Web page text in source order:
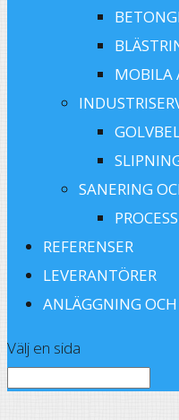
MOBILA
SANERING
REFERENSER
LEVERANTÖRER
ANLÄGGNING OCH
Välj en sida